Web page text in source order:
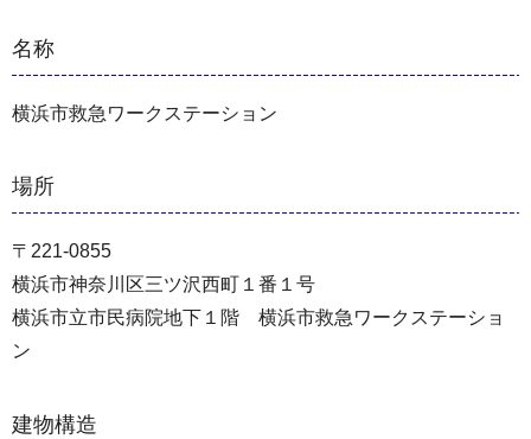
名称
横浜市救急ワークステーション
場所
〒221-0855
横浜市神奈川区三ツ沢西町１番１号
横浜市立市民病院地下１階 横浜市救急ワークステーショ
ン
建物構造